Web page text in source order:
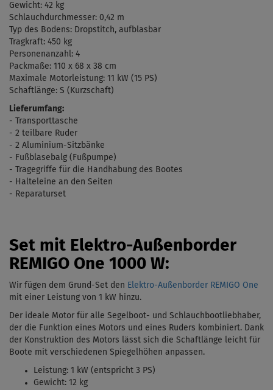
Gewicht: 42 kg
Schlauchdurchmesser: 0,42 m
Typ des Bodens: Dropstitch, aufblasbar
Tragkraft: 450 kg
Personenanzahl: 4
Packmaße: 110 x 68 x 38 cm
Maximale Motorleistung: 11 kW (15 PS)
Schaftlänge: S (Kurzschaft)
Lieferumfang:
- Transporttasche
- 2 teilbare Ruder
- 2 Aluminium-Sitzbänke
- Fu ßblasebalg ( Fußpumpe)
- Tragegriffe für die Handhabung des Bootes
- Halteleine an den Seiten
- Reparaturset
Set mit Elektro-Außenborder
REMIGO One 1000 W:
Wir fügen dem Grund-Set den Elektro-Außenborder REMIGO One
mit einer Leistung von 1 kW hinzu.
Der ideale Motor für alle Segelboot- und Schlauchbootliebhaber,
der die Funktion eines Motors und eines Ruders kombiniert. Dank
der Konstruktion des Motors lässt sich die Schaftlänge leicht für
Boote mit verschiedenen Spiegelhöhen anpassen.
Leistung: 1 kW (entspricht 3 PS)
Gewicht: 12 kg